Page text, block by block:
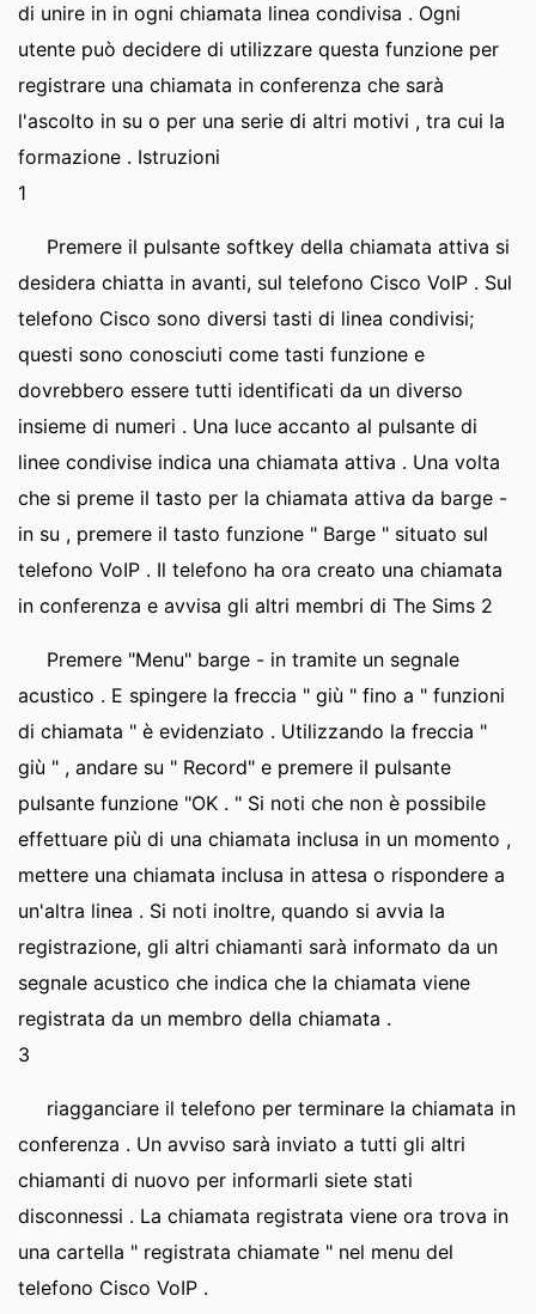
di unire in in ogni chiamata linea condivisa . Ogni
utente può decidere di utilizzare questa funzione per
registrare una chiamata in conferenza che sarà
l'ascolto in su o per una serie di altri motivi , tra cui la
formazione . Istruzioni
1
Premere il pulsante softkey della chiamata attiva si
desidera chiatta in avanti, sul telefono Cisco VoIP . Sul
telefono Cisco sono diversi tasti di linea condivisi;
questi sono conosciuti come tasti funzione e
dovrebbero essere tutti identificati da un diverso
insieme di numeri . Una luce accanto al pulsante di
linee condivise indica una chiamata attiva . Una volta
che si preme il tasto per la chiamata attiva da barge -
in su , premere il tasto funzione " Barge " situato sul
telefono VoIP . Il telefono ha ora creato una chiamata
in conferenza e avvisa gli altri membri di The Sims 2
Premere "Menu" barge - in tramite un segnale
acustico . E spingere la freccia " giù " fino a " funzioni
di chiamata " è evidenziato . Utilizzando la freccia "
giù " , andare su " Record" e premere il pulsante
pulsante funzione "OK . " Si noti che non è possibile
effettuare più di una chiamata inclusa in un momento ,
mettere una chiamata inclusa in attesa o rispondere a
un'altra linea . Si noti inoltre, quando si avvia la
registrazione, gli altri chiamanti sarà informato da un
segnale acustico che indica che la chiamata viene
registrata da un membro della chiamata .
3
riagganciare il telefono per terminare la chiamata in
conferenza . Un avviso sarà inviato a tutti gli altri
chiamanti di nuovo per informarli siete stati
disconnessi . La chiamata registrata viene ora trova in
una cartella " registrata chiamate " nel menu del
telefono Cisco VoIP .